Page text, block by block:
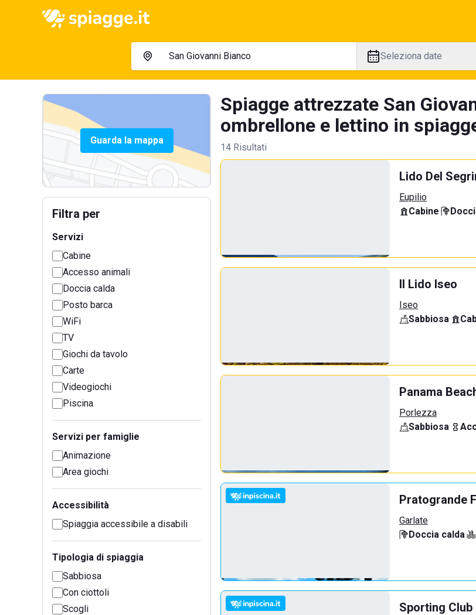
Seleziona date
Guarda la mappa
Filtra per
Servizi
Cabine
Accesso animali
Doccia calda
Posto barca
WiFi
TV
Giochi da tavolo
Carte
Videogiochi
Piscina
Servizi per famiglie
Animazione
Area giochi
Accessibilità
Spiaggia accessibile a disabili
Tipologia di spiaggia
Sabbiosa
Con ciottoli
Scogli
Spiagge attrezzate San
ombrellone e lettino in
14 Risultati
Lido Del
Eupilio
Cabine·
Il Lido Iseo
Iseo
Sabbiosa·
Panama
Porlezza
Sabbiosa·
Pratogrande
Garlate
Doccia calda·
Sporting Club